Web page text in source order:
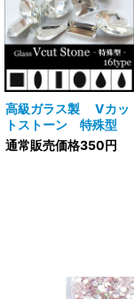
高級ガラス製 Vカッ
トストーン 特殊型
通常販売価格350円